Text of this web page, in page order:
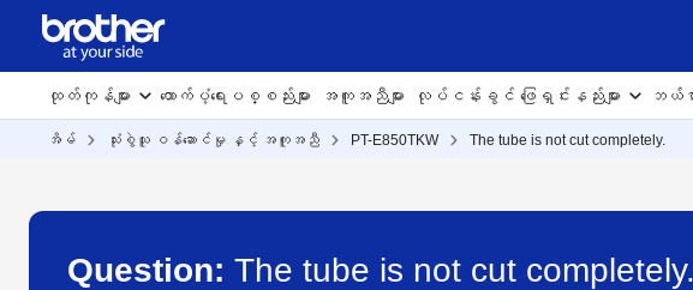
ထုတ်ကုန်များ ထောက်ပံ့ရေးပစ္စည်းများ အကူအညီများ လုပ်ငန်းခွင် ဖြေရှင်းနည်းများ ဘယ်
အိမ် သုံးစွဲသူ ဝန်ဆောင်မှု နှင့် အကူအညီ PT-E850TKW The tube is not cut completely.
Question: The tube is not cut